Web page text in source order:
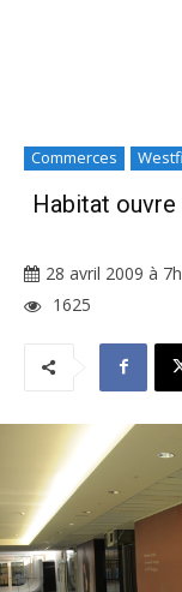
Commerces
Habitat
28 avril 2009 à
1625